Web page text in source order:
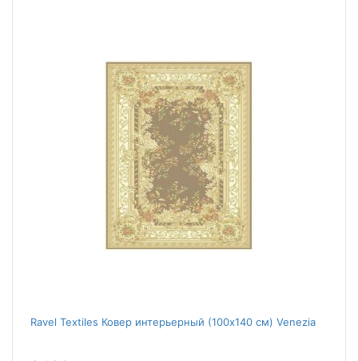
Ravel Textiles Ковер интерьерный (100x140 см) Venezia